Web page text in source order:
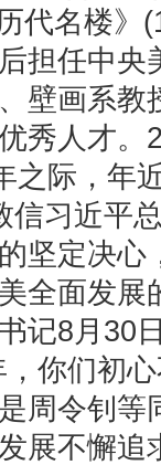
历代名楼
担任中央
壁画系教
秀人才。
之际，年
信习近平
坚定决心
全面发展
记8月30
你们初
周令钊等
展不懈追